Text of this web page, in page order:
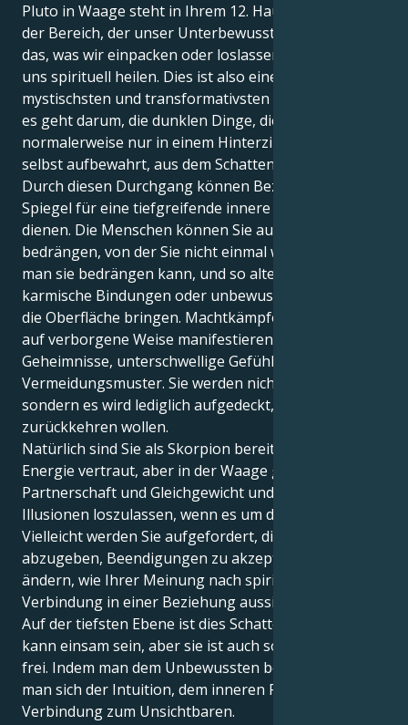
Pluto in Waage steht in Ihrem 12. Haus, Skorpion -
der Bereich, der unser Unterbewusstsein regiert,
das, was wir einpacken oder loslassen, und wie wir
uns spirituell heilen. Dies ist also eine der
mystischsten und transformativsten Platzierungen -
es geht darum, die dunklen Dinge, die man
normalerweise nur in einem Hinterzimmer in sich
selbst aufbewahrt, aus dem Schatten zu holen.
Durch diesen Durchgang können Beziehungen als
Spiegel für eine tiefgreifende innere Alchemie
dienen. Die Menschen können Sie auf eine Weise
bedrängen, von der Sie nicht einmal wussten, dass
man sie bedrängen kann, und so alte Wunden,
karmische Bindungen oder unbewusste Ängste an
die Oberfläche bringen. Machtkämpfe können sich
auf verborgene Weise manifestieren - durch
Geheimnisse, unterschwellige Gefühle oder
Vermeidungsmuster. Sie werden nicht ertappt,
sondern es wird lediglich aufgedeckt, wozu Sie
zurückkehren wollen.
Natürlich sind Sie als Skorpion bereits mit der Pluto-
Energie vertraut, aber in der Waage geht es um
Partnerschaft und Gleichgewicht und darum,
Illusionen loszulassen, wenn es um die Liebe geht.
Vielleicht werden Sie aufgefordert, die Kontrolle
abzugeben, Beendigungen zu akzeptieren oder zu
ändern, wie Ihrer Meinung nach spirituelle
Verbindung in einer Beziehung aussieht.
Auf der tiefsten Ebene ist dies Schattenarbeit. Sie
kann einsam sein, aber sie ist auch so unglaublich
frei. Indem man dem Unbewussten begegnet, öffnet
man sich der Intuition, dem inneren Frieden und der
Verbindung zum Unsichtbaren.